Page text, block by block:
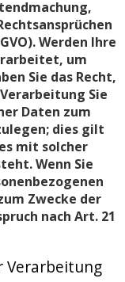
Werden Ihre
um
Sie das Recht,
Sie
Daten zum
dies gilt
mit solcher
Wenn Sie
Zwecke der
nach Art. 21
Verarbeitung